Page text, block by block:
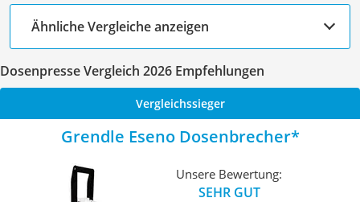
Ähnliche Vergleiche anzeigen
Dosenpresse Vergleich 2026 Empfehlungen
Vergleichssieger
Grendle Eseno Dosenbrecher
Unsere Bewertung:
SEHR GUT